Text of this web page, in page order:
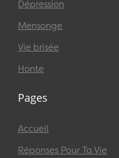
Dépression
Mensonge
Vie brisée
Honte
Pages
Accueil
Réponses Pour Ta Vie